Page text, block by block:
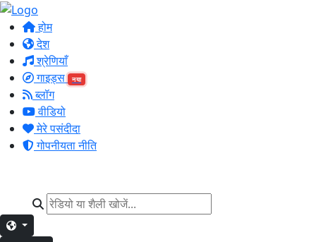
होम
देश
श्रेणियाँ
गाइड्स
नया
ब्लॉग
वीडियो
मेरे पसंदीदा
गोपनीयता नीति